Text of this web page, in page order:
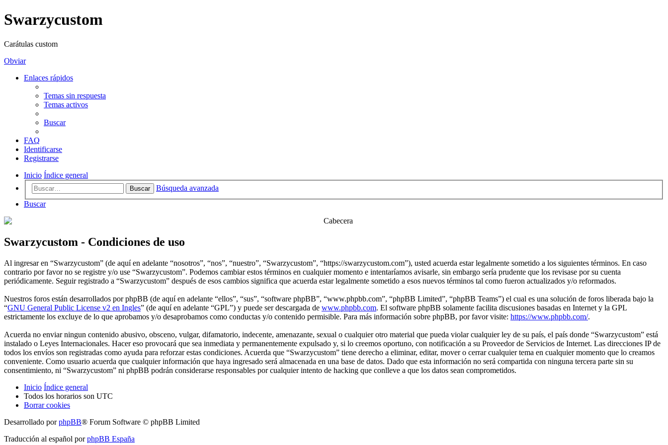
Swarzycustom
Carátulas custom
Obviar
Enlaces rápidos
Temas sin respuesta
Temas activos
Buscar
FAQ
Identificarse
Registrarse
Inicio Índice general
Buscar
Búsqueda avanzada
Buscar
Swarzycustom - Condiciones de uso
Al ingresar en “Swarzycustom” (de aquí en adelante “nosotros”, “nos”, “nuestro”, “Swarzycustom”, “https://swarzycustom.com”), usted acuerda estar legalmente sometido a los siguientes términos. En caso
contrario por favor no se registre y/o use “Swarzycustom”. Podemos cambiar estos términos en cualquier momento e intentaríamos avisarle, sin embargo sería prudente que los revisase por su cuenta
periódicamente. Seguir registrado a “Swarzycustom” después de esos cambios significa que acuerda estar legalmente sometido a esos nuevos términos tal como fueron actualizados y/o reformados.
Nuestros foros están desarrollados por phpBB (de aquí en adelante “ellos”, “sus”, “software phpBB”, “www.phpbb.com”, “phpBB Limited”, “phpBB Teams”) el cual es una solución de foros liberada bajo la
“GNU General Public License v2 en Ingles” (de aquí en adelante “GPL”) y puede ser descargada de www.phpbb.com. El software phpBB solamente facilita discusiones basadas en Internet y la GPL
estrictamente los excluye de lo que aprobamos y/o desaprobamos como conductas y/o contenido permisible. Para más información sobre phpBB, por favor visite: https://www.phpbb.com/.
Acuerda no enviar ningun contenido abusivo, obsceno, vulgar, difamatorio, indecente, amenazante, sexual o cualquier otro material que pueda violar cualquier ley de su país, el país donde “Swarzycustom” está
instalado o Leyes Internacionales. Hacer eso provocará que sea inmediata y permanentemente expulsado y, si lo creemos oportuno, con notificación a su Proveedor de Servicios de Internet. Las direcciones IP de
todos los envíos son registradas como ayuda para reforzar estas condiciones. Acuerda que “Swarzycustom” tiene derecho a eliminar, editar, mover o cerrar cualquier tema en cualquier momento que lo creamos
conveniente. Como usuario acuerda que cualquier información que haya ingresado será almacenada en una base de datos. Dado que esta información no será compartida con ninguna tercera parte sin su
consentimiento, ni “Swarzycustom” ni phpBB podrán considerarse responsables por cualquier intento de hacking que conlleve a que los datos sean comprometidos.
Inicio Índice general
Todos los horarios son UTC
Borrar cookies
Desarrollado porphpBB® Forum Software © phpBB Limited
Traducción al español porphpBB España